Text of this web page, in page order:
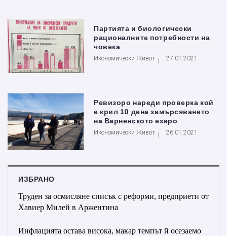
Партията и биологически
рационалните потребности на
човека
Икономически Живот 27.01.2021
Ревизоро нареди проверка кой
е крил 10 дена замърсяването
на Варненското езеро
Икономически Живот 26.01.2021
ИЗБРАНО
Труден за осмисляне списък с реформи, предприети от
Хавиер Милей в Аржентина
Инфлацията остава висока, макар темпът й осезаемо